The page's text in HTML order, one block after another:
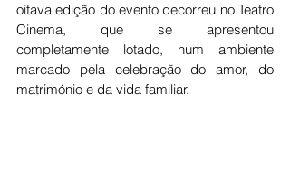
oitava edição do evento decorreu no Teatro
Cinema, que se apresentou
completamente lotado, num ambiente
marcado pela celebração do amor, do
matrimónio e da vida familiar.